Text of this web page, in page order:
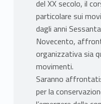
del XX secolo, il
particolare sui
dagli anni
Novecento,
organizzativa sia
movimenti.
Saranno
per la